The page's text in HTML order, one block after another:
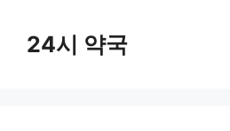
24시 약국